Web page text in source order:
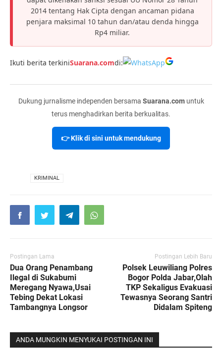
2014 tentang Hak Cipta dengan ancaman pidana
penjara maksimal 10 tahun dan/atau denda hingga
Rp4 miliar.
Ikuti berita terkiniSuarana.comdi:
Dukung jurnalisme independen bersama Suarana.comuntuk
terus menghadirkan berita berkualitas.
👉 Klik di sini untuk mendukung
KRIMINAL
Postingan Lama
Dua Orang Penambang
Ilegal di Sukabumi
Meregang Nyawa,Usai
Tebing Dekat Lokasi
Tambangnya Longsor
Postingan Lebih Baru
Polsek Leuwiliang Polres
Bogor Polda Jabar,Olah
TKP Sekaligus Evakuasi
Tewasnya Seorang Santri
Didalam Spiteng
ANDA MUNGKIN MENYUKAI POSTINGAN INI